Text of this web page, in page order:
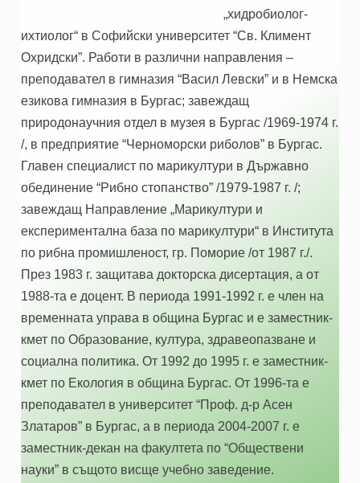
„хидробиолог-
ихтиолог“ в Софийски университет “Св. Климент
Охридски”. Работи в различни направления –
преподавател в гимназия “Васил Левски” и в Немска
езикова гимназия в Бургас; завеждащ
природонаучния отдел в музея в Бургас /1969-1974 г.
/, в предприятие “Черноморски риболов” в Бургас.
Главен специалист по марикултури в Държавно
обединение “Рибно стопанство” /1979-1987 г. /;
завеждащ Направление „Марикултури и
експериментална база по марикултури“ в Института
по рибна промишленост, гр. Поморие /от 1987 г./.
През 1983 г. защитава докторска дисертация, а от
1988-та е доцент. В периода 1991-1992 г. е член на
временната управа в община Бургас и е заместник-
кмет по Образование, култура, здравеопазване и
социална политика. От 1992 до 1995 г. е заместник-
кмет по Екология в община Бургас. От 1996-та е
преподавател в университет “Проф. д-р Асен
Златаров” в Бургас, а в периода 2004-2007 г. е
заместник-декан на факултета по “Обществени
науки” в същото висще учебно заведение.